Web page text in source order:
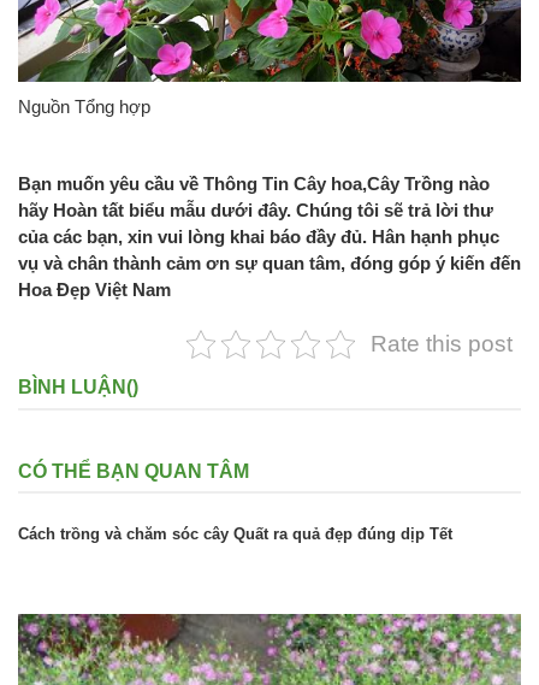
Nguồn Tổng hợp
Bạn muốn yêu cầu về Thông Tin Cây hoa,Cây Trồng nào
hãy Hoàn tất biểu mẫu dưới đây. Chúng tôi sẽ trả lời thư
của các bạn, xin vui lòng khai báo đầy đủ. Hân hạnh phục
vụ và chân thành cảm ơn sự quan tâm, đóng góp ý kiến đến
Hoa Đẹp Việt Nam
Rate this post
BÌNH LUẬN()
CÓ THỂ BẠN QUAN TÂM
Cách trồng và chăm sóc cây Quất ra quả đẹp đúng dịp Tết